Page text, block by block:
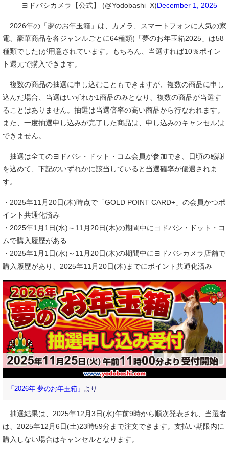
— ヨドバシカメラ【公式】 (@Yodobashi_X)December 1, 2025
2026年の「夢のお年玉箱」は、カメラ、スマートフォンに人気の家
電、豪華商品を各ジャンルごとに64種類(「夢のお年玉箱2025」は58
種類でした)が用意されています。もちろん、当選すれば10％ポイン
ト還元で購入できます。
複数の商品の抽選に申し込むこともできますが、複数の商品に申し
込んだ場合、当選はいずれか1商品のみとなり、複数の商品が当選す
ることはありません。抽選は当選倍率の高い商品から行なわれます。
また、一度抽選申し込みが完了した商品は、申し込みのキャンセルは
できません。
抽選は全てのヨドバシ・ドット・コム会員が参加でき、日頃の感謝
を込めて、下記のいずれかに該当していると当選確率が優遇されま
す。
・2025年11月20日(木)時点で「GOLD POINT CARD+」の会員かつポ
イント共通化済み
・2025年1月1日(水)～11月20日(木)の期間中にヨドバシ・ドット・コ
ムで購入履歴がある
・2025年1月1日(水)～11月20日(木)の期間中にヨドバシカメラ店舗で
購入履歴があり、2025年11月20日(木)までにポイント共通化済み
「2026年 夢のお年玉箱」 より
抽選結果は、2025年12月3日(水)午前9時から順次発表され、当選者
は、2025年12月6日(土)23時59分まで注文できます。支払い期限内に
購入しない場合はキャンセルとなります。